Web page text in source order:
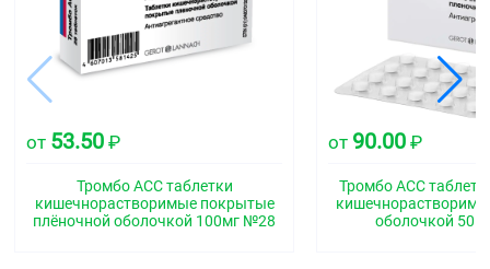
от 53.50 ₽
Тромбо АСС таблетки
кишечнорастворимые покрытые
плёночной оболочкой 100мг №28
от 90.00 ₽
Тромбо АСС
оболочкой